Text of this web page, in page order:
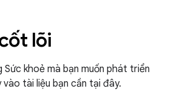
lõi
Sức khoẻ mà bạn muốn phát triển
vào tài liệu bạn cần tại đây.